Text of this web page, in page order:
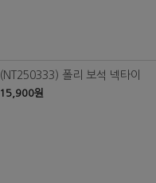
(NT250333) 폴리 보석 넥타이
15,900원